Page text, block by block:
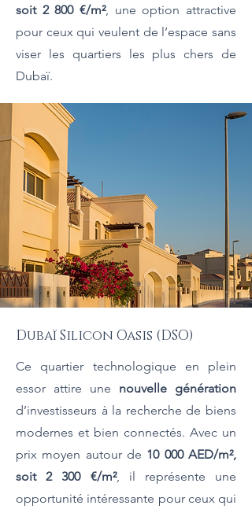
soit 2 800 €/m², une option attractive
pour ceux qui veulent de l’espace sans
viser les quartiers les plus chers de
Dubaï.
Dubaï Silicon Oasis (DSO)
Ce quartier technologique en plein
essor attire une nouvelle génération
d’investisseurs à la recherche de biens
modernes et bien connectés. Avec un
prix moyen autour de 10 000 AED/m²,
soit 2 300 €/m², il représente une
opportunité intéressante pour ceux qui